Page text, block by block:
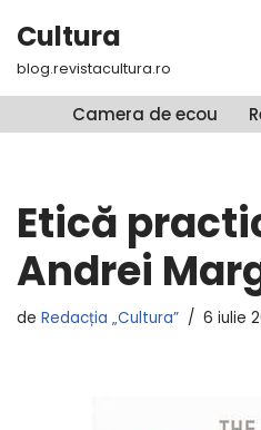
Sari
conținut
Cultura
blog.revistacultura.ro
Camera de ecou
Etică
Andrei
de Redacția „Cultura” 6 iulie